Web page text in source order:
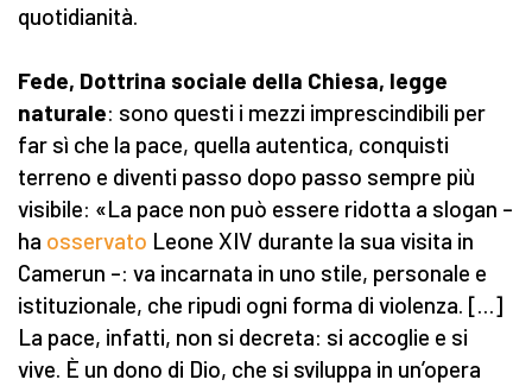
quotidianità.
Fede, Dottrina sociale della Chiesa, legge
naturale: sono questi i mezzi imprescindibili per
far sì che la pace, quella autentica, conquisti
terreno e diventi passo dopo passo sempre più
visibile: «La pace non può essere ridotta a slogan –
ha osservato Leone XIV durante la sua visita in
Camerun –: va incarnata in uno stile, personale e
istituzionale, che ripudi ogni forma di violenza. […]
La pace, infatti, non si decreta: si accoglie e si
vive. È un dono di Dio, che si sviluppa in un’opera